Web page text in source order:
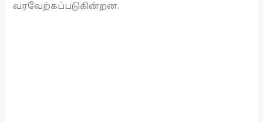
வரவேற்கப்படுகின்றன.